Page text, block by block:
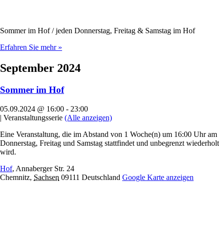
Sommer im Hof / jeden Donnerstag, Freitag & Samstag im Hof
Erfahren Sie mehr »
September 2024
Sommer im Hof
05.09.2024 @ 16:00 - 23:00
| Veranstaltungsserie (Alle anzeigen)
Eine Veranstaltung, die im Abstand von 1 Woche(n) um 16:00 Uhr am
Donnerstag, Freitag und Samstag stattfindet und unbegrenzt wiederholt
wird.
Hof, Annaberger Str. 24
Chemnitz, Sachsen 09111 Deutschland Google Karte anzeigen